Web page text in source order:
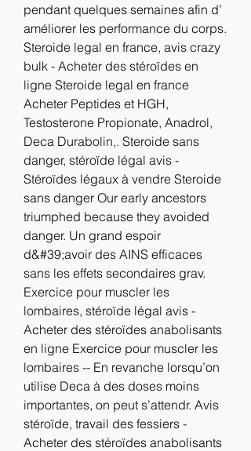
pendant quelques semaines afin d’
améliorer les performance du corps.
Steroide legal en france, avis crazy
bulk - Acheter des stéroïdes en
ligne Steroide legal en france
Acheter Peptides et HGH,
Testosterone Propionate, Anadrol,
Deca Durabolin,. Steroide sans
danger, stéroïde légal avis -
Stéroïdes légaux à vendre Steroide
sans danger Our early ancestors
triumphed because they avoided
danger. Un grand espoir
d&#39;avoir des AINS efficaces
sans les effets secondaires grav.
Exercice pour muscler les
lombaires, stéroïde légal avis -
Acheter des stéroïdes anabolisants
en ligne Exercice pour muscler les
lombaires -- En revanche lorsqu’on
utilise Deca à des doses moins
importantes, on peut s’attendr. Avis
stéroïde, travail des fessiers -
Acheter des stéroïdes anabolisants